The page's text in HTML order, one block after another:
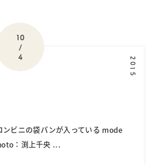
10
/
4
2015
ンビニの袋パンが入っている mode
：渕上千央 ...